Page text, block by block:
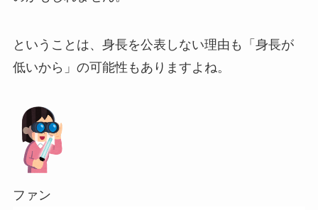
ということは、身長を公表しない理由も「身長が
低いから」の可能性もありますよね。
ファン